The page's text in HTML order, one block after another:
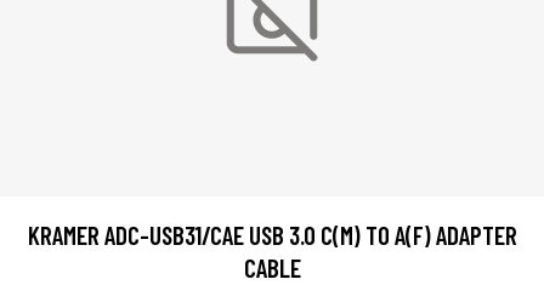
KRAMER ADC-USB31/CAE USB 3.0 C(M) TO A(F) ADAPTER
CABLE